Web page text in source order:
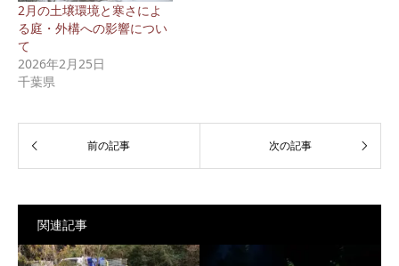
2月の土壌環境と寒さによ
る庭・外構への影響につい
て
2026年2月25日
千葉県
関連記事